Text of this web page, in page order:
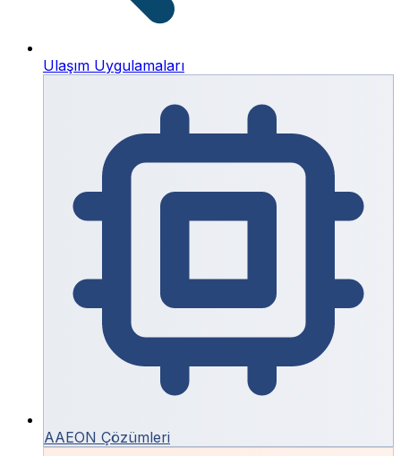
Ulaşım Uygulamaları
AAEON Çözümleri